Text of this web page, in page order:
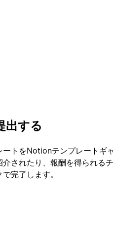
出する
ートをNotionテンプレートギ
されたり、報酬を得られる
完了します。